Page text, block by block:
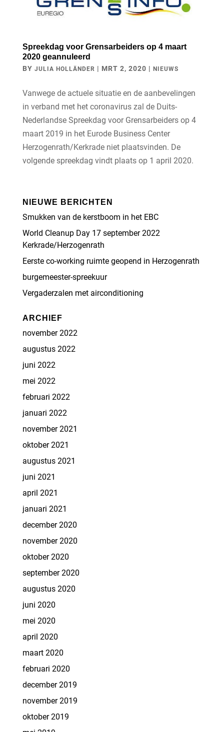
Spreekdag voor Grensarbeiders op 4 maart
2020 geannuleerd
BY JULIA HOLLÄNDER | MRT 2, 2020 | NIEUWS
Vanwege de actuele situatie en de aanbevelingen
in verband met het coronavirus zal de Duits-
Nederlandse Spreekdag voor Grensarbeiders op 4
maart 2019 in het Eurode Business Center
Herzogenrath/Kerkrade niet plaatsvinden. De
volgende spreekdag vindt plaats op 1 april 2020.
NIEUWE BERICHTEN
Smukken van de kerstboom in het EBC
World Cleanup Day 17 september 2022
Kerkrade/Herzogenrath
Eerste co-working ruimte geopend in Herzogenrath
burgemeester-spreekuur
Vergaderzalen met airconditioning
ARCHIEF
november 2022
augustus 2022
juni 2022
mei 2022
februari 2022
januari 2022
november 2021
oktober 2021
augustus 2021
juni 2021
april 2021
januari 2021
december 2020
november 2020
oktober 2020
september 2020
augustus 2020
juni 2020
mei 2020
april 2020
maart 2020
februari 2020
december 2019
november 2019
oktober 2019